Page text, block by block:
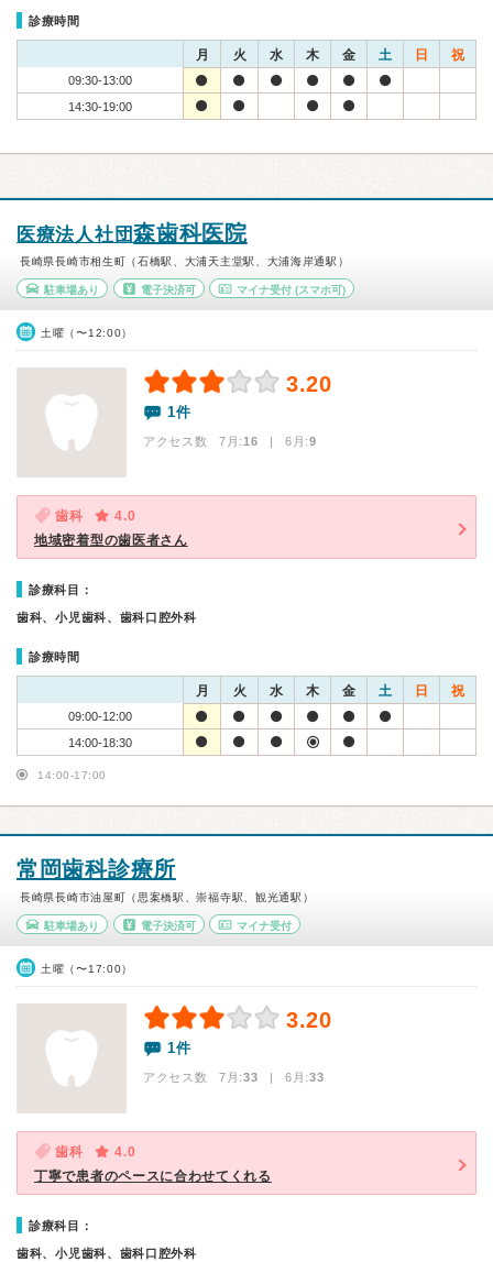
診療時間
月 火 水 木 金 土 日 祝
09:30-13:00
14:30-19:00
医療法人社団森歯科医院
長崎県長崎市相生町（石橋駅、大浦天主堂駅、大浦海岸通駅）
駐車場あり 電子決済可 マイナ受付 (スマホ可)
土曜（〜12:00）
3.20
1件
アクセス数 7月:16 | 6月:9
歯科
4.0
地域密着型の歯医者さん
診療科目：
歯科、小児歯科、歯科口腔外科
診療時間
月 火 水 木 金 土 日 祝
09:00-12:00
14:00-18:30
14:00-17:00
常岡歯科診療所
長崎県長崎市油屋町（思案橋駅、崇福寺駅、観光通駅）
駐車場あり 電子決済可 マイナ受付
土曜（〜17:00）
3.20
1件
アクセス数 7月:33 | 6月:33
歯科
4.0
丁寧で患者のペースに合わせてくれる
診療科目：
歯科、小児歯科、歯科口腔外科